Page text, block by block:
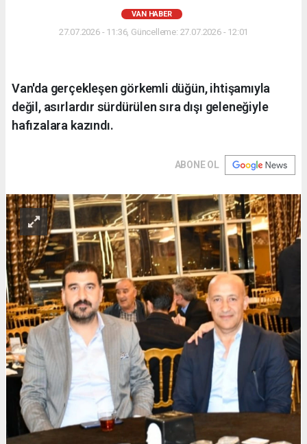
VAN HABER
27.07.2026 - 11:36, Güncelleme: 27.07.2026 - 12:01
Van'da gerçekleşen görkemli düğün, ihtişamıyla
değil, asırlardır sürdürülen sıra dışı geleneğiyle
hafızalara kazındı.
ABONE OL